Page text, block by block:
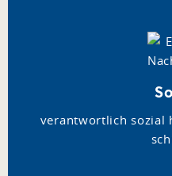
verantwortlich sozial